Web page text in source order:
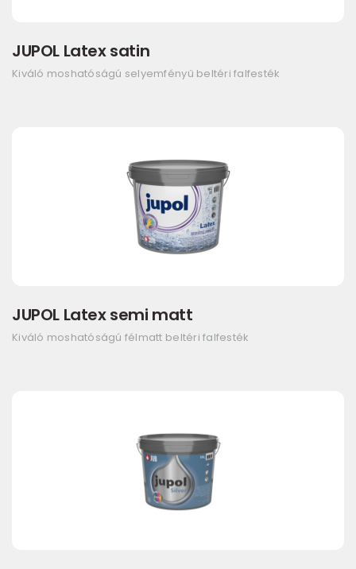
JUPOL Latex satin
Kiváló moshatóságú selyemfényű beltéri falfesték
JUPOL Latex semi matt
Kiváló moshatóságú félmatt beltéri falfesték